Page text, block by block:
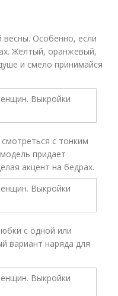
Особенно, если
Желтый, оранжевый,
и смело принимайся
с тонким
придает
акцент на бедрах.
с одной или
вариант наряда для